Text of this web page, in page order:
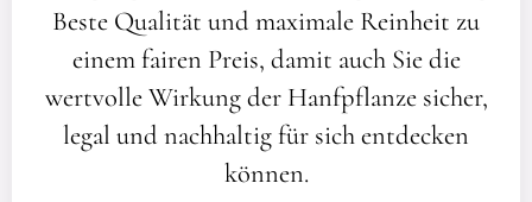
Beste Qualität und maximale Reinheit zu
einem fairen Preis, damit auch Sie die
wertvolle Wirkung der Hanfpflanze sicher,
legal und nachhaltig für sich entdecken
können.